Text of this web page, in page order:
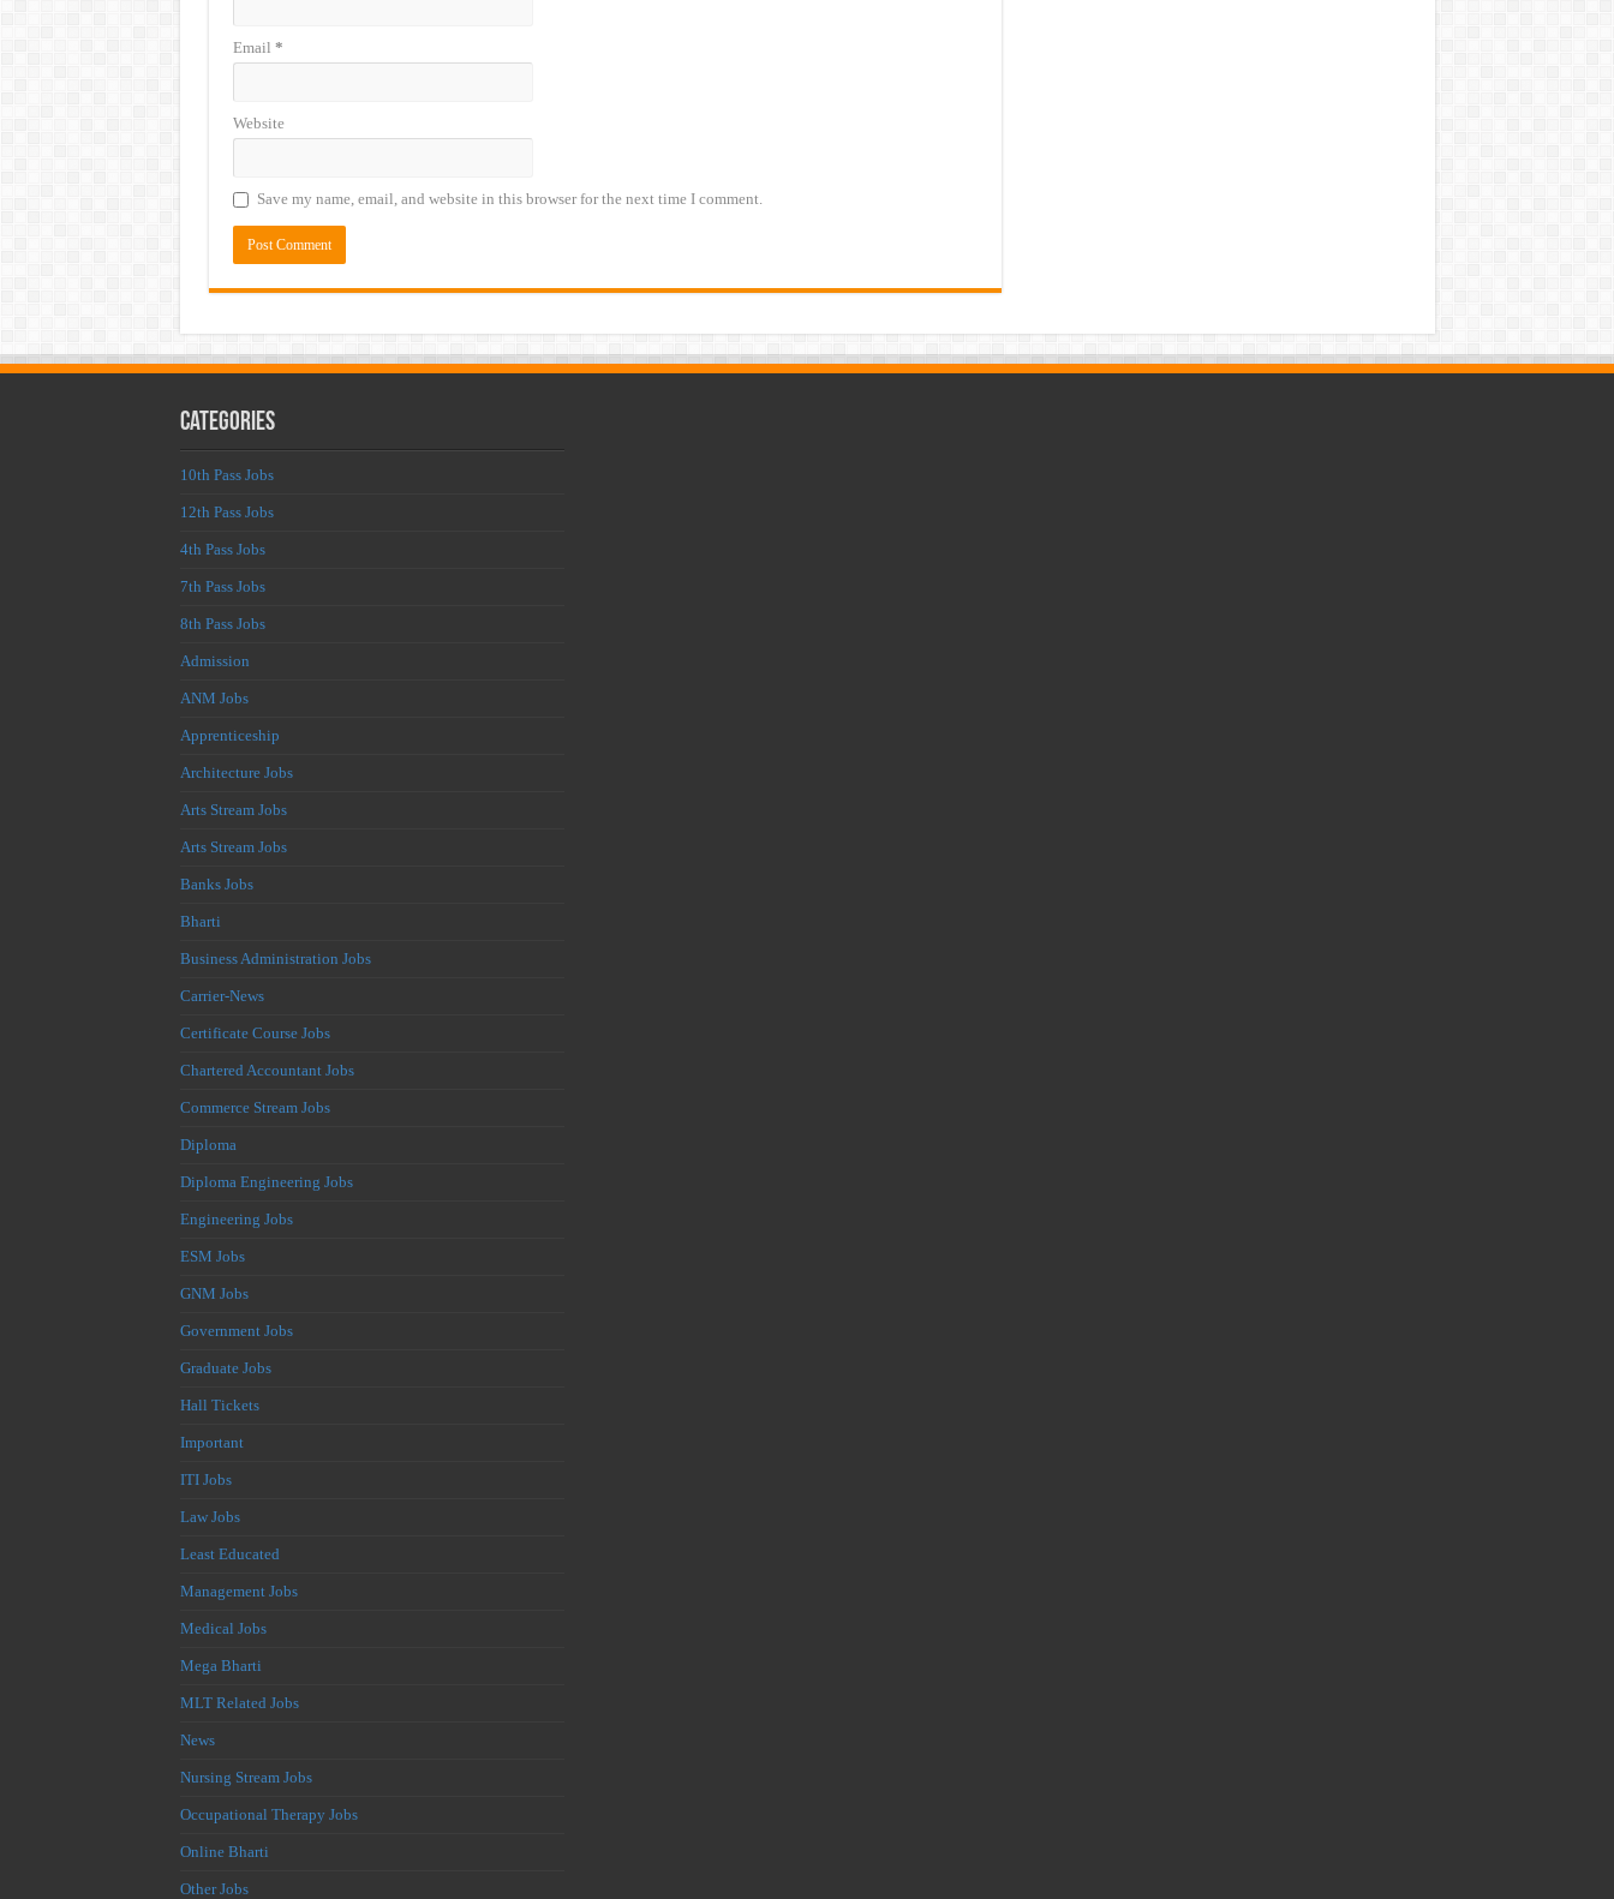
Email *
Website
Save my name, email, and website in this browser for the next time I comment.
Categories
10th Pass Jobs
12th Pass Jobs
4th Pass Jobs
7th Pass Jobs
8th Pass Jobs
Admission
ANM Jobs
Apprenticeship
Architecture Jobs
Arts Stream Jobs
Arts Stream Jobs
Banks Jobs
Bharti
Business Administration Jobs
Carrier-News
Certificate Course Jobs
Chartered Accountant Jobs
Commerce Stream Jobs
Diploma
Diploma Engineering Jobs
Engineering Jobs
ESM Jobs
GNM Jobs
Government Jobs
Graduate Jobs
Hall Tickets
Important
ITI Jobs
Law Jobs
Least Educated
Management Jobs
Medical Jobs
Mega Bharti
MLT Related Jobs
News
Nursing Stream Jobs
Occupational Therapy Jobs
Online Bharti
Other Jobs